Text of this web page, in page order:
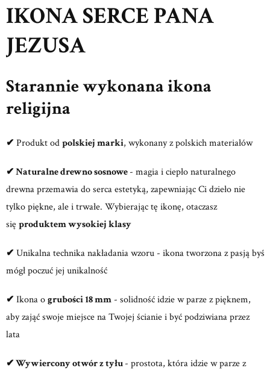
IKONA SERCE PANA
JEZUSA
Starannie wykonana ikona
religijna
✔ Produkt odpolskiej marki, wykonany z polskich materiałów
✔ Naturalne drewno sosnowe- magia i ciepło naturalnego
drewna przemawia do serca estetyką, zapewniając Ci dzieło nie
tylko piękne, ale i trwałe. Wybierając tę ikonę, otaczasz
się produktem wysokiej klasy
✔ Unikalna technika nakładania wzoru - ikona tworzona z pasją byś
mógł poczuć jej unikalność
✔ Ikona ogrubości 18 mm- solidność idzie w parze z pięknem,
aby zająć swoje miejsce na Twojej ścianie i być podziwiana przez
lata
✔Wywiercony otwór z tyłu- prostota, która idzie w parze z